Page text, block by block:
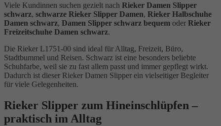
Viele Kundinnen suchen gezielt nach Rieker Damen Slipper
schwarz, schwarze Rieker Slipper Damen, Rieker Halbschuhe
Damen schwarz, Damen Slipper schwarz bequem oder Rieker
Freizeitschuhe Damen schwarz.
Die Rieker L1751-00 sind ideal für Alltag, Freizeit, Büro,
Stadtbummel und Reisen. Schwarz ist eine besonders beliebte
Schuhfarbe, weil sie zu fast allem passt und immer gepflegt wirkt.
Dadurch ist dieser Rieker Damen Slipper ein vielseitiger Begleiter
für viele Gelegenheiten.
Rieker Slipper zum Hineinschlüpfen –
praktisch im Alltag